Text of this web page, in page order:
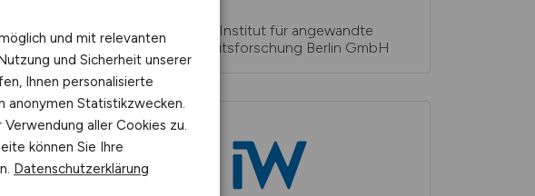
InGef - Institut für angewandte
Gesundheitsforschung Berlin GmbH
und mit relevanten
und Sicherheit unserer
Ihnen personalisierte
anonymen Statistikzwecken.
aller Cookies zu.
können Sie Ihre
Datenschutzerklärung